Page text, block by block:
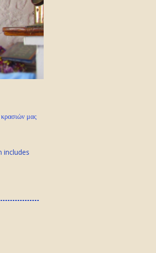
μας
includes